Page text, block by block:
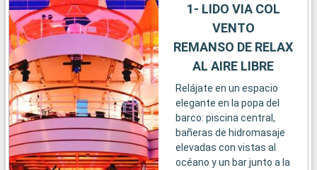
1- LIDO VIA COL
VENTO
REMANSO DE RELAX
AL AIRE LIBRE
Relájate en un espacio
elegante en la popa del
barco: piscina central,
bañeras de hidromasaje
elevadas con vistas al
océano y un bar junto a la